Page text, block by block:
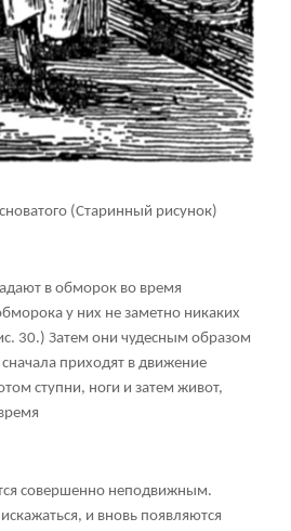
(Старинный рисунок)
в обморок во время
у них не заметно никаких
30.) Затем они чудесным образом
приходят в движение
ступни, ноги и затем живот,
совершенно неподвижным.
и вновь появляются